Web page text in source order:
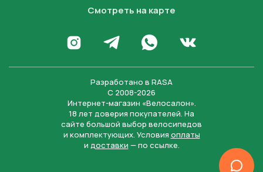
Смотреть на карте
Перейти в Инстаграм
Написать в Телеграм
Написать в WhatsApp
Перейти во
Разработано в RASA
С 2008-2026
Интернет-магазин «Велосалон».
18 лет доверия покупателей. На
сайте большой выбор велосипедов
и комплектующих. Условия оплаты
и доставки — по ссылке.